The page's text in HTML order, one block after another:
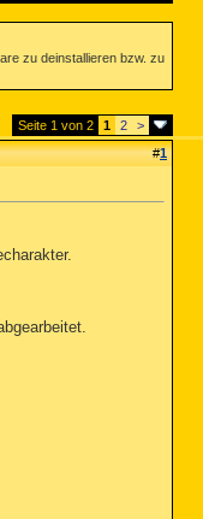
zu deinstallieren bzw. zu
Seite 1 von 2 1 2
>
#1